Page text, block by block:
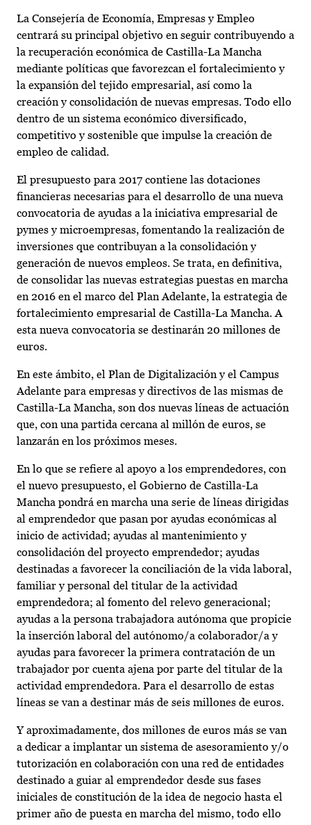
La Consejería de Economía, Empresas y Empleo
centrará su principal objetivo en seguir contribuyendo a
la recuperación económica de Castilla-La Mancha
mediante políticas que favorezcan el fortalecimiento y
la expansión del tejido empresarial, así como la
creación y consolidación de nuevas empresas. Todo ello
dentro de un sistema económico diversificado,
competitivo y sostenible que impulse la creación de
empleo de calidad.
El presupuesto para 2017 contiene las dotaciones
financieras necesarias para el desarrollo de una nueva
convocatoria de ayudas a la iniciativa empresarial de
pymes y microempresas, fomentando la realización de
inversiones que contribuyan a la consolidación y
generación de nuevos empleos. Se trata, en definitiva,
de consolidar las nuevas estrategias puestas en marcha
en 2016 en el marco del Plan Adelante, la estrategia de
fortalecimiento empresarial de Castilla-La Mancha. A
esta nueva convocatoria se destinarán 20 millones de
euros.
En este ámbito, el Plan de Digitalización y el Campus
Adelante para empresas y directivos de las mismas de
Castilla-La Mancha, son dos nuevas líneas de actuación
que, con una partida cercana al millón de euros, se
lanzarán en los próximos meses.
En lo que se refiere al apoyo a los emprendedores, con
el nuevo presupuesto, el Gobierno de Castilla-La
Mancha pondrá en marcha una serie de líneas dirigidas
al emprendedor que pasan por ayudas económicas al
inicio de actividad; ayudas al mantenimiento y
consolidación del proyecto emprendedor; ayudas
destinadas a favorecer la conciliación de la vida laboral,
familiar y personal del titular de la actividad
emprendedora; al fomento del relevo generacional;
ayudas a la persona trabajadora autónoma que propicie
la inserción laboral del autónomo/a colaborador/a y
ayudas para favorecer la primera contratación de un
trabajador por cuenta ajena por parte del titular de la
actividad emprendedora. Para el desarrollo de estas
líneas se van a destinar más de seis millones de euros.
Y aproximadamente, dos millones de euros más se van
a dedicar a implantar un sistema de asesoramiento y/o
tutorización en colaboración con una red de entidades
destinado a guiar al emprendedor desde sus fases
iniciales de constitución de la idea de negocio hasta el
primer año de puesta en marcha del mismo, todo ello